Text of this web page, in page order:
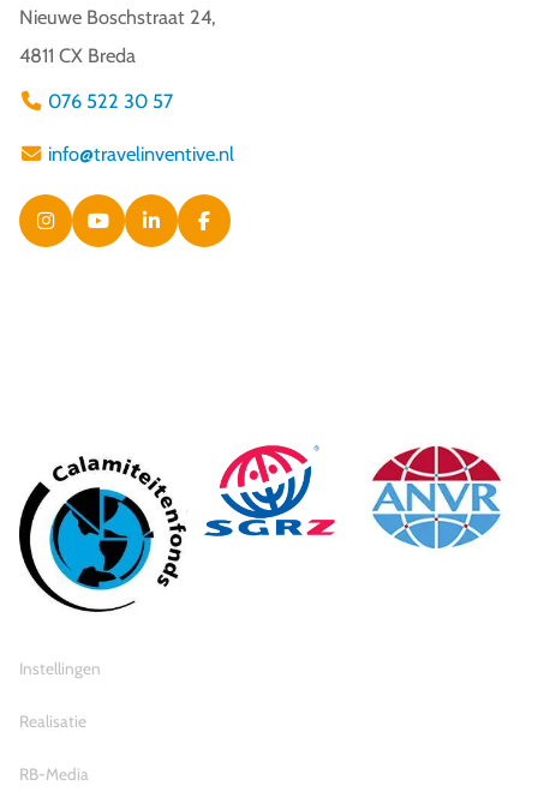
Nieuwe Boschstraat 24,
4811 CX Breda
076 522 30 57
info@travelinventive.nl
© 2026 Travel Inventive
Algemene voorwaarden
Privacy statement
Instellingen
Realisatie
RB-Media